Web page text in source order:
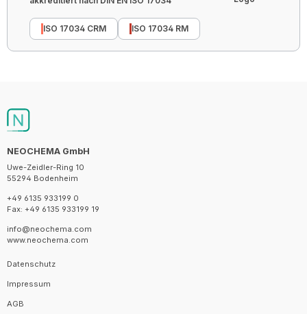
ISO 17034 CRM ISO 17034 RM
NEOCHEMA GmbH
Uwe-Zeidler-Ring 10
55294 Bodenheim
+49 6135 933199 0
Fax: +49 6135 933199 19
info@neochema.com
www.neochema.com
Datenschutz
Impressum
AGB